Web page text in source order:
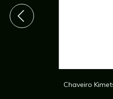
Chaveiro